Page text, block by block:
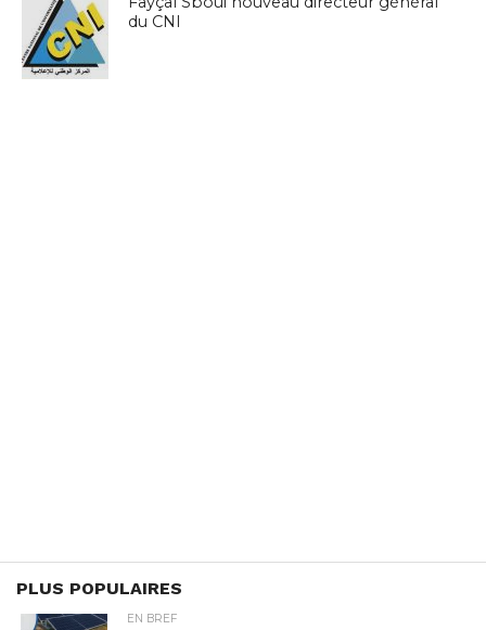
du CNI
PLUS POPULAIRES
EN BREF